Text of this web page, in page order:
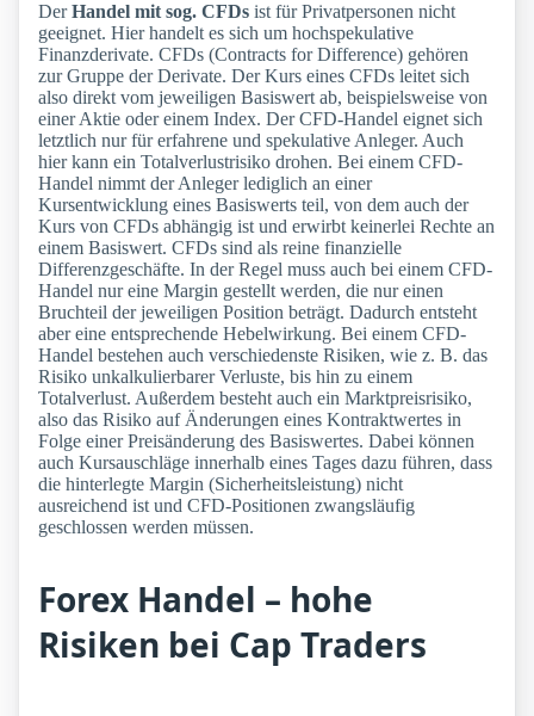
DerHandel mit sog. CFDs ist für Privatpersonen nicht
geeignet. Hier handelt es sich um hochspekulative
Finanzderivate. CFDs (Contracts for Difference) gehören
zur Gruppe der Derivate. Der Kurs eines CFDs leitet sich
also direkt vom jeweiligen Basiswert ab, beispielsweise von
einer Aktie oder einem Index. Der CFD-Handel eignet sich
letztlich nur für erfahrene und spekulative Anleger. Auch
hier kann ein Totalverlustrisiko drohen. Bei einem CFD-
Handel nimmt der Anleger lediglich an einer
Kursentwicklung eines Basiswerts teil, von dem auch der
Kurs von CFDs abhängig ist und erwirbt keinerlei Rechte an
einem Basiswert. CFDs sind als reine finanzielle
Differenzgeschäfte. In der Regel muss auch bei einem CFD-
Handel nur eine Margin gestellt werden, die nur einen
Bruchteil der jeweiligen Position beträgt. Dadurch entsteht
aber eine entsprechende Hebelwirkung. Bei einem CFD-
Handel bestehen auch verschiedenste Risiken, wie z. B. das
Risiko unkalkulierbarer Verluste, bis hin zu einem
Totalverlust. Außerdem besteht auch ein Marktpreisrisiko,
also das Risiko auf Änderungen eines Kontraktwertes in
Folge einer Preisänderung des Basiswertes. Dabei können
auch Kursauschläge innerhalb eines Tages dazu führen, dass
die hinterlegte Margin (Sicherheitsleistung) nicht
ausreichend ist und CFD-Positionen zwangsläufig
geschlossen werden müssen.
Forex Handel – hohe
Risiken bei Cap Traders